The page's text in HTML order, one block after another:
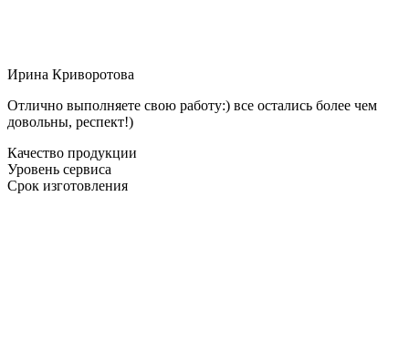
Ирина Криворотова
Отлично выполняете свою работу:) все остались более чем
довольны, респект!)
Качество продукции
Уровень сервиса
Срок изготовления